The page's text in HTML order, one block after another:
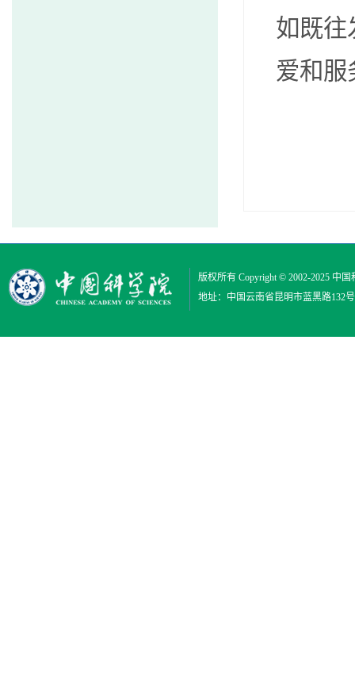
如既往
爱和服
版权所有 Copyright © 2002-2025 中国
地址：中国云南省昆明市蓝黑路